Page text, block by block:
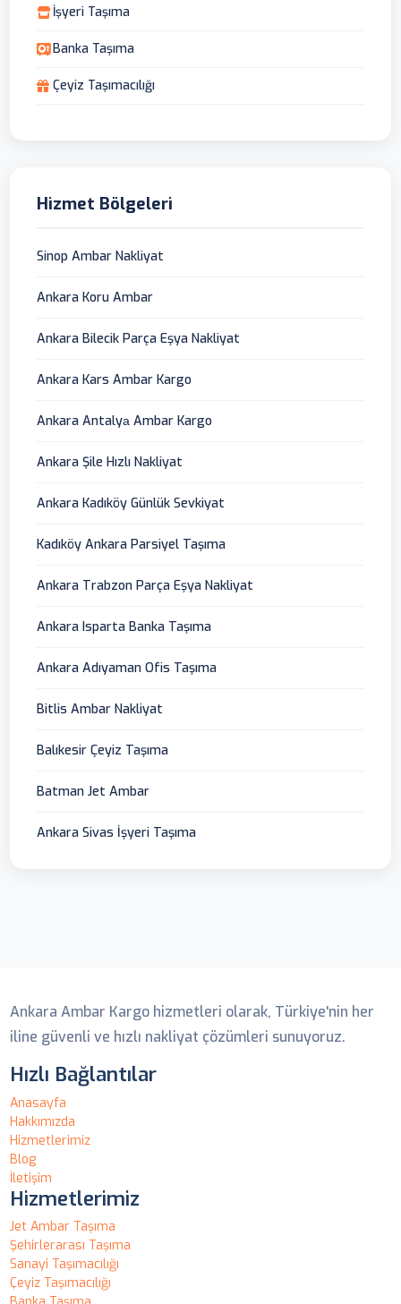
İşyeri Taşıma
Banka Taşıma
Çeyiz Taşımacılığı
Hizmet Bölgeleri
Sinop Ambar Nakliyat
Ankara Koru Ambar
Ankara Bilecik Parça Eşya Nakliyat
Ankara Kars Ambar Kargo
Ankara Antalyа Ambar Kargo
Ankara Şile Hızlı Nakliyat
Ankara Kadıköy Günlük Sevkiyat
Kadıköy Ankara Parsiyel Taşıma
Ankara Trabzon Parça Eşya Nakliyat
Ankara Isparta Banka Taşıma
Ankara Adıyaman Ofis Taşıma
Bitlis Ambar Nakliyat
Balıkesir Çeyiz Taşıma
Batman Jet Ambar
Ankara Sivas İşyeri Taşıma
Ankara Ambar Kargo hizmetleri olarak, Türkiye'nin her
iline güvenli ve hızlı nakliyat çözümleri sunuyoruz.
Hızlı Bağlantılar
Anasayfa
Hakkımızda
Hizmetlerimiz
Blog
İletişim
Hizmetlerimiz
Jet Ambar Taşıma
Şehirlerarası Taşıma
Sanayi Taşımacılığı
Çeyiz Taşımacılığı